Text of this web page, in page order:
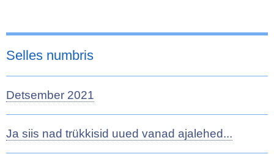
Selles numbris
Detsember 2021
Ja siis nad trükkisid uued vanad ajalehed...